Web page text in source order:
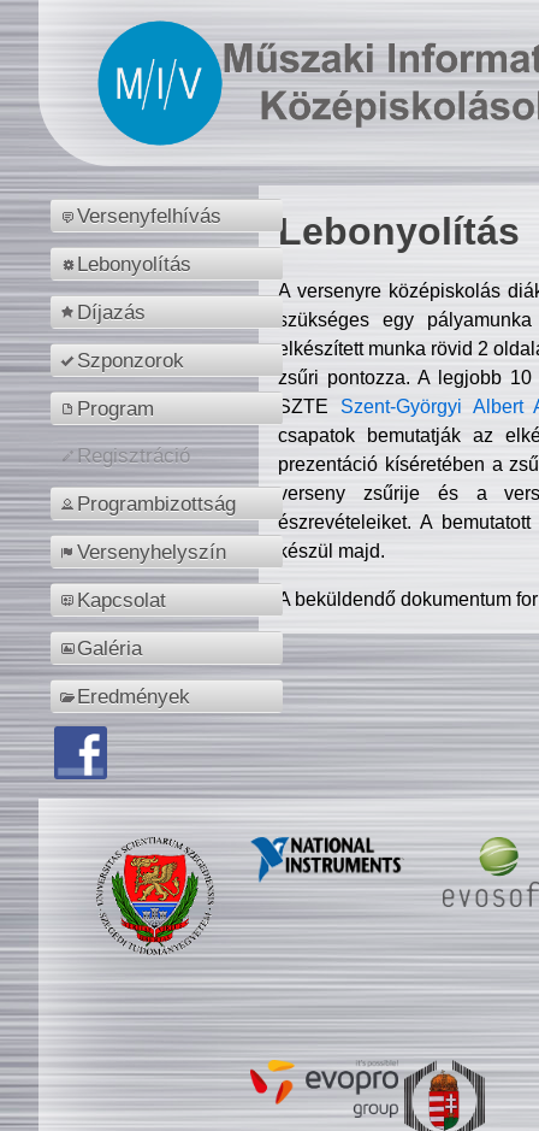
Versenyfelhívás
Lebonyolítás
Díjazás
Szponzorok
Program
Regisztráció
Programbizottság
Versenyhelyszín
Kapcsolat
Galéria
Eredmények
Lebonyolítás
A versenyre középiskolás
szükséges egy
elkészített munka rövid 2
zsűri pontozza. A legjobb
SZTE Szent-Györgyi Albert
csapatok bemutatják az
prezentáció kíséretében a
verseny zsűrije és a
észrevételeiket. A
készül majd.
A beküldendő dokumentum